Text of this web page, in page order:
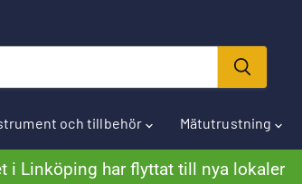
och tillbehör Mätutrustning
i Linköping har flyttat till nya lokaler